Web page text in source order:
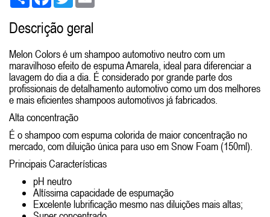
Descrição geral
Melon Colors é um shampoo automotivo neutro com um
maravilhoso efeito de espuma Amarela, ideal para diferenciar a
lavagem do dia a dia. É considerado por grande parte dos
profissionais de detalhamento automotivo como um dos melhores
e mais eficientes shampoos automotivos já fabricados.
Alta concentração
É o shampoo com espuma colorida de maior concentração no
mercado, com diluição única para uso em Snow Foam (150ml).
Principais Características
pH neutro
Altíssima capacidade de espumação
Excelente lubrificação mesmo nas diluições mais altas;